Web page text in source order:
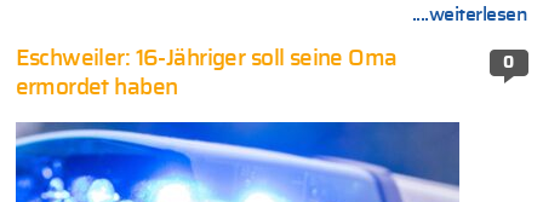
....weiterlesen
0
Eschweiler: 16-Jähriger soll seine Oma
ermordet haben